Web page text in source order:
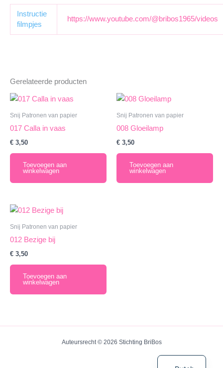
Instructie
filmpjes
https://www.youtube.com/@bribos1965/videos
Gerelateerde producten
Snij Patronen van papier
017 Calla in vaas
€ 3,50
Toevoegen aan
winkelwagen
Snij Patronen van papier
008 Gloeilamp
€ 3,50
Toevoegen aan
winkelwagen
Snij Patronen van papier
012 Bezige bij
€ 3,50
Toevoegen aan
winkelwagen
Auteursrecht © 2026 Stichting BriBos